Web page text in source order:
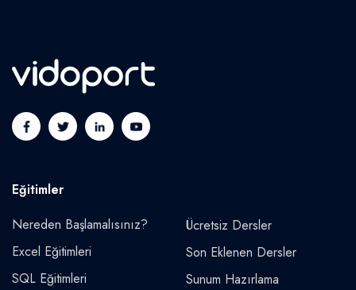
Eğitimler
Nereden Başlamalısınız?
Excel Eğitimleri
SQL Eğitimleri
Ücretsiz Dersler
Son Eklenen Dersler
Sunum Hazırlama